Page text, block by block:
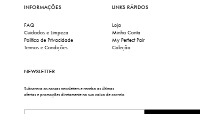
INFORMAÇÕES
FAQ
Cuidados e Limpeza
Política de Privacidade
Termos e Condições
LINKS RÁPIDOS
Loja
Minha Conta
My Perfect Pair
Coleção
NEWSLETTER
Subscreva as nossas newsletters e receba as últimas
ofertas e promoções diretamente na sua caixa de correio